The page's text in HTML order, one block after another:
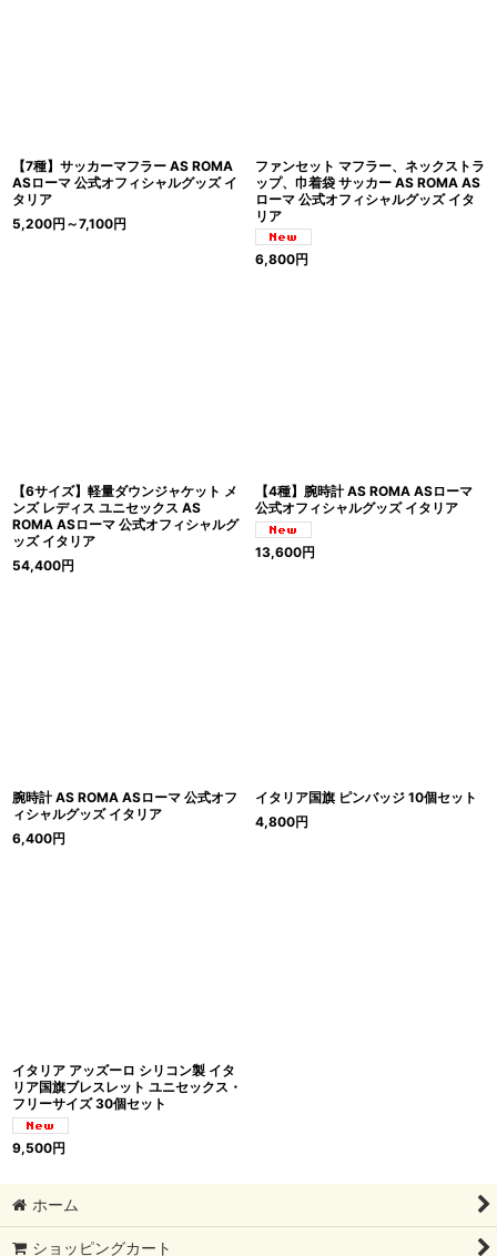
【7種】サッカーマフラー AS ROMA
ASローマ 公式オフィシャルグッズ イ
タリア
5,200円 ～7,100円
ファンセット マフラー、ネックストラ
ップ、巾着袋 サッカー AS ROMA AS
ローマ 公式オフィシャルグッズ イタ
リア
6,800円
【6サイズ】軽量ダウンジャケット メ
ンズ レディス ユニセックス AS
ROMA ASローマ 公式オフィシャルグ
ッズ イタリア
54,400円
【4種】腕時計 AS ROMA ASローマ
公式オフィシャルグッズ イタリア
13,600円
腕時計 AS ROMA ASローマ 公式オフ
ィシャルグッズ イタリア
6,400円
イタリア国旗 ピンバッジ 10個セット
4,800円
イタリア アッズーロ シリコン製 イタ
リア国旗ブレスレット ユニセックス・
フリーサイズ 30個セット
9,500円
ホーム
ショッピングカート